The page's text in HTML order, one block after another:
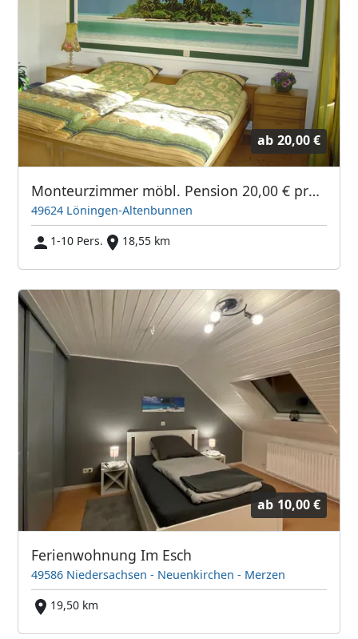
ab 20,00 €
Monteurzimmer möbl. Pension 20,00 € pro Pers./Tag oder Festpreis, 2 Zimmer a.2 Personen sofort frei, Langzeitvermietung möglich
49624 Löningen-Altenbunnen
1-10 Pers.
18,55 km
ab 10,00 €
Ferienwohnung Im Esch
49586 Niedersachsen - Neuenkirchen - Merzen
19,50 km